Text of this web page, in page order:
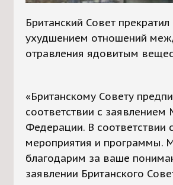
Британский Совет
ухудшением отношений
отравления ядовитым
«Британскому Совету
соответствии с заявлением
Федерации. В соответствии
мероприятия и программы.
благодарим за ваше
заявлении Британского